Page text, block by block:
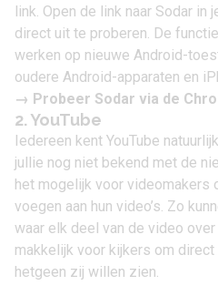
link. Open de link naar Sodar in
direct uit te proberen. De
werken op nieuwe Android-
oudere Android-apparaten en
→ Probeer Sodar via de
2. YouTube
Iedereen kent YouTube
jullie nog niet bekend met de
het mogelijk voor videomakers
voegen aan hun video’s. Zo
waar elk deel van de video
makkelijk voor kijkers om
hetgeen zij willen zien.